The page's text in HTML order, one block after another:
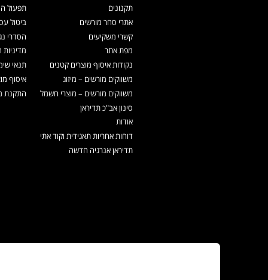
תקנונים
אתרי סחר מורשים
קשרי משקיעים
מפת אתר
נקודות איסוף מוצרים קטנים
משווקים מורשים – מיזוג
משווקים מורשים – מוצרי חשמל
סינון אב"כ תדיראן
אודות
דוחות אחריות תאגידית וקוד אתי
תדיראן אנרגיה חדשה
תפעול
ביטול
הסדרי
תנאי
איסוף
התקנת